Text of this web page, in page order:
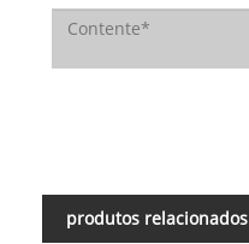
produtos relacionados